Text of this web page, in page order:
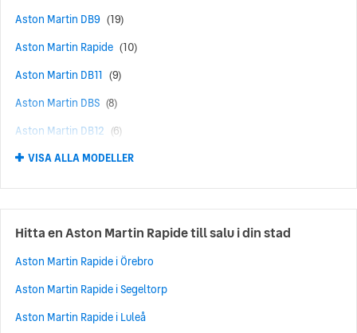
Aston Martin DB9 (19)
Aston Martin Rapide (10)
Aston Martin DB11 (9)
Aston Martin DBS (8)
Aston Martin DB12 (6)
Aston Martin DBX (6)
Aston Martin Vanquish (4)
Aston Martin DB7 (3)
Aston Martin Valkyrie (2)
Aston Martin Virage (2)
Aston Martin Cygnet (1)
Aston Martin Lagonda (1)
VISA ALLA MODELLER
Hitta en Aston Martin Rapide till salu i din stad
Aston Martin Rapide i Örebro
Aston Martin Rapide i Segeltorp
Aston Martin Rapide i Luleå